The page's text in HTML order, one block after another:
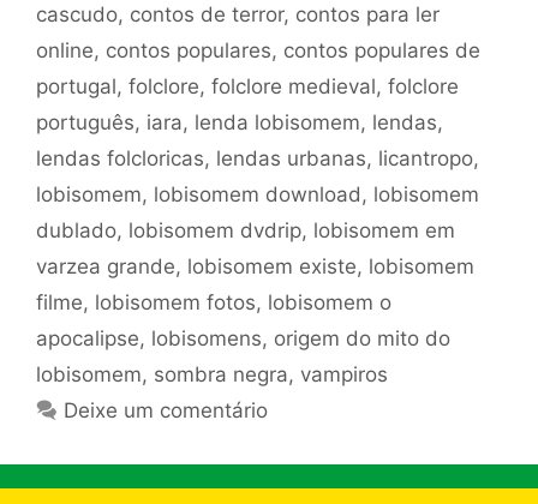
cascudo, contos de terror, contos para ler
online, contos populares, contos populares de
portugal, folclore, folclore medieval, folclore
português, iara, lenda lobisomem, lendas,
lendas folcloricas, lendas urbanas, licantropo,
lobisomem, lobisomem download , lobisomem
dublado, lobisomem dvdrip, lobisomem em
varzea grande, lobisomem existe, lobisomem
filme, lobisomem fotos, lobisomem o
apocalipse, lobisomens, origem do mito do
lobisomem, sombra negra, vampiros
Deixe um comentário